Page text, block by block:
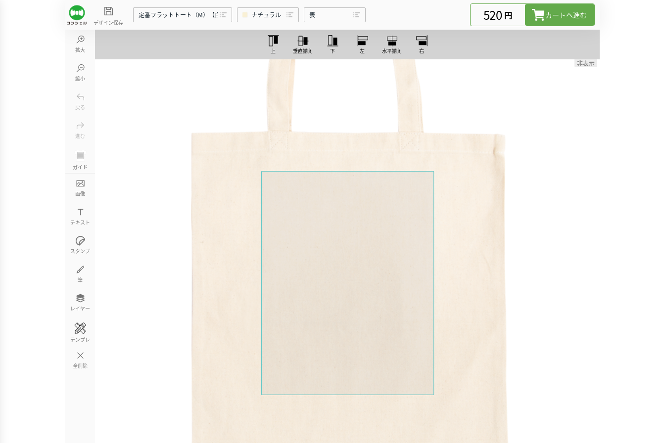
デザイン保存
定番フラットトート（M）【白プリントあり】ナチュラル 表 520 円 カートヘ進む
拡大
縮小
戻る
進む
ガイド
画像
テキスト
スタンプ
筆
レイヤー
テンプレ
全削除
上 垂直揃え 下 左 水平揃え 右
非表示